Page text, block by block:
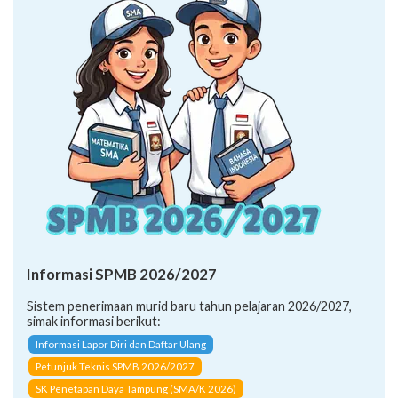
Informasi SPMB 2026/2027
Sistem penerimaan murid baru tahun pelajaran 2026/2027,
simak informasi berikut:
Informasi Lapor Diri dan Daftar Ulang
Petunjuk Teknis SPMB 2026/2027
SK Penetapan Daya Tampung (SMA/K 2026)